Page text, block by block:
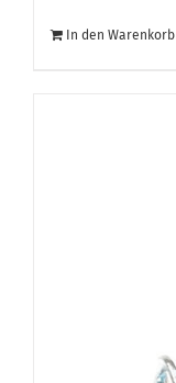
In den Warenkorb